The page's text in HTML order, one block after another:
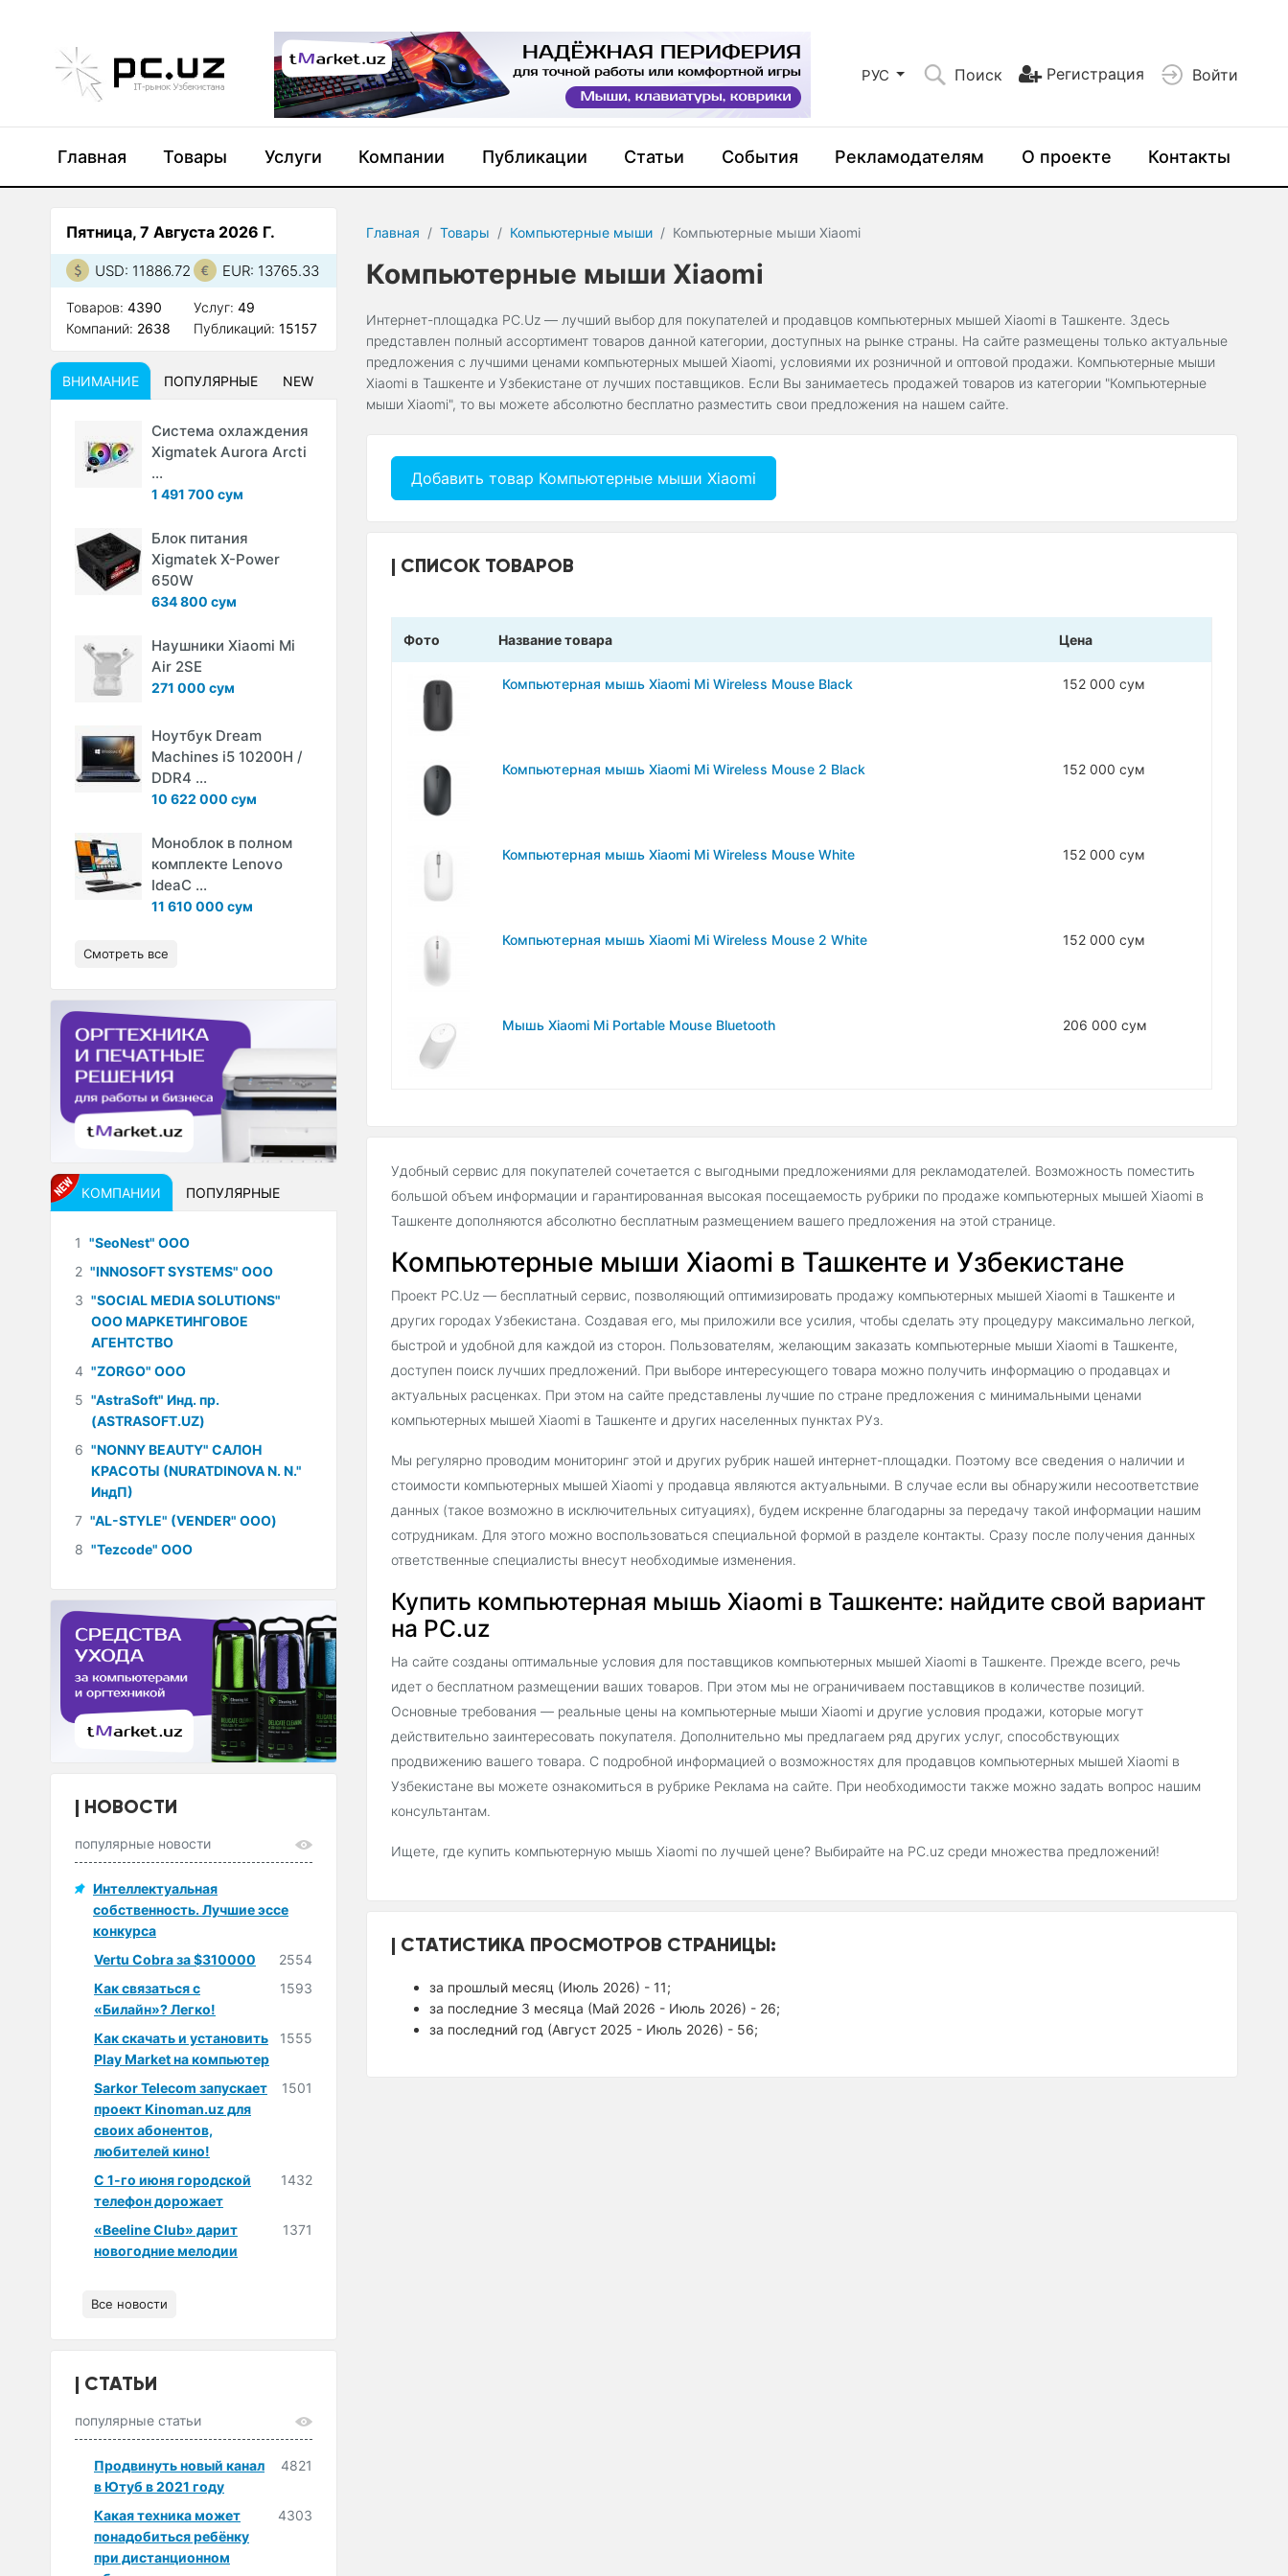
РУС Поиск Регистрация Войти
Главная Товары Услуги Компании Публикации Статьи События Рекламодателям О проекте Контакты
Главная Товары Компьютерные мыши Компьютерные мыши Xiaomi
Компьютерные мыши Xiaomi
Интернет-площадка PC.Uz — лучший выбор для покупателей и продавцов компьютерных мышей Xiaomi в Ташкенте. Здесь
представлен полный ассортимент товаров данной категории, доступных на рынке страны. На сайте размещены только актуальные
предложения с лучшими ценами компьютерных мышей Xiaomi, условиями их розничной и оптовой продажи. Компьютерные мыши
Xiaomi в Ташкенте и Узбекистане от лучших поставщиков. Если Вы занимаетесь продажей товаров из категории "Компьютерные
мыши Xiaomi", то вы можете абсолютно бесплатно разместить свои предложения на нашем сайте.
Добавить товар Компьютерные мыши Xiaomi
СПИСОК ТОВАРОВ
Фото Название товара Цена
Компьютерная мышь Xiaomi Mi Wireless Mouse Black 152 000 сум
Компьютерная мышь Xiaomi Mi Wireless Mouse 2 Black 152 000 сум
Компьютерная мышь Xiaomi Mi Wireless Mouse White 152 000 сум
Компьютерная мышь Xiaomi Mi Wireless Mouse 2 White 152 000 сум
Мышь Xiaomi Mi Portable Mouse Bluetooth 206 000 сум
Удобный сервис для покупателей сочетается с выгодными предложениями для рекламодателей. Возможность поместить
большой объем информации и гарантированная высокая посещаемость рубрики по продаже компьютерных мышей Xiaomi в
Ташкенте дополняются абсолютно бесплатным размещением вашего предложения на этой странице.
Компьютерные мыши Xiaomi в Ташкенте и Узбекистане
Проект PC.Uz — бесплатный сервис, позволяющий оптимизировать продажу компьютерных мышей Xiaomi в Ташкенте и
других городах Узбекистана. Создавая его, мы приложили все усилия, чтобы сделать эту процедуру максимально легкой,
быстрой и удобной для каждой из сторон. Пользователям, желающим заказать компьютерные мыши Xiaomi в Ташкенте,
доступен поиск лучших предложений. При выборе интересующего товара можно получить информацию о продавцах и
актуальных расценках. При этом на сайте представлены лучшие по стране предложения с минимальными ценами
компьютерных мышей Xiaomi в Ташкенте и других населенных пунктах РУз.
Мы регулярно проводим мониторинг этой и других рубрик нашей интернет-площадки. Поэтому все сведения о наличии и
стоимости компьютерных мышей Xiaomi у продавца являются актуальными. В случае если вы обнаружили несоответствие
данных (такое возможно в исключительных ситуациях), будем искренне благодарны за передачу такой информации нашим
сотрудникам. Для этого можно воспользоваться специальной формой в разделе контакты. Сразу после получения данных
ответственные специалисты внесут необходимые изменения.
Купить компьютерная мышь Xiaomi в Ташкенте: найдите свой вариант
на PC.uz
На сайте созданы оптимальные условия для поставщиков компьютерных мышей Xiaomi в Ташкенте. Прежде всего, речь
идет о бесплатном размещении ваших товаров. При этом мы не ограничиваем поставщиков в количестве позиций.
Основные требования — реальные цены на компьютерные мыши Xiaomi и другие условия продажи, которые могут
действительно заинтересовать покупателя. Дополнительно мы предлагаем ряд других услуг, способствующих
продвижению вашего товара. С подробной информацией о возможностях для продавцов компьютерных мышей Xiaomi в
Узбекистане вы можете ознакомиться в рубрике Реклама на сайте. При необходимости также можно задать вопрос нашим
консультантам.
Ищете, где купить компьютерную мышь Xiaomi по лучшей цене? Выбирайте на PC.uz среди множества предложений!
СТАТИСТИКА ПРОСМОТРОВ СТРАНИЦЫ:
за прошлый месяц (Июль 2026) - 11;
за последние 3 месяца (Май 2026 - Июль 2026) - 26;
за последний год (Август 2025 - Июль 2026) - 56;
Пятница, 7 Августа 2026 Г.
USD: 11886.72 EUR: 13765.33
Товаров: 4390
Компаний: 2638
Услуг:49
Публикаций:15157
ВНИМАНИЕ ПОПУЛЯРНЫЕ NEW
Система охлаждения
Xigmatek Aurora Arcti
...
1 491 700 сум
Блок питания
Xigmatek X-Power
650W
634 800 сум
Наушники Xiaomi Mi
Air 2SE
271 000 сум
Ноутбук Dream
Machines i5 10200H /
DDR4 ...
10 622 000 сум
Моноблок в полном
комплекте Lenovo
IdeaC ...
11 610 000 сум
Смотреть все
КОМПАНИИ ПОПУЛЯРНЫЕ
1 "SeoNest" ООО
2 "INNOSOFT SYSTEMS" ООО
3 "SOCIAL MEDIA SOLUTIONS"
ООО МАРКЕТИНГОВОЕ
АГЕНТСТВО
4 "ZORGO" ООО
5 "AstraSoft" Инд. пр.
(ASTRASOFT.UZ)
6 "NONNY BEAUTY" САЛОН
КРАСОТЫ (NURATDINOVA N. N."
ИндП)
7 "AL-STYLE" (VENDER" ООО)
8 "Tezcode" ООО
НОВОСТИ
популярные новости
Интеллектуальная
собственность. Лучшие эссе
конкурса
Vertu Cobra за $310000
2554
Как связаться с
«Билайн»? Легко!
1593
Как скачать и установить
Play Market на компьютер
1555
Sarkor Telecom запускает
проект Kinoman.uz для
своих абонентов,
любителей кино!
1501
С 1-го июня городской
телефон дорожает
1432
«Beeline Club» дарит
новогодние мелодии
1371
Все новости
СТАТЬИ
популярные статьи
Продвинуть новый канал
в Ютуб в 2021 году
4821
Какая техника может
понадобиться ребёнку
при дистанционном
4303